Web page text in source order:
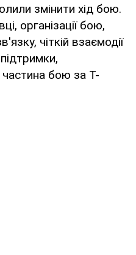
змінити хід бою.
організації бою,
чіткій взаємодії
бою за Т-